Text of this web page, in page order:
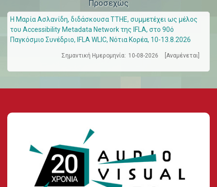
Προσεχώς
Η Μαρία Ασλανίδη, διδάσκουσα ΤΤΗΕ, συμμετέχει ως μέλος
του Accessibility Metadata Network της IFLA, στο 90ό
Παγκόσμιο Συνέδριο, IFLA WLIC, Νότια Κορέα, 10-13.8.2026
Σημαντική Ημερομηνία: 10-08-2026 [Αναμένεται]